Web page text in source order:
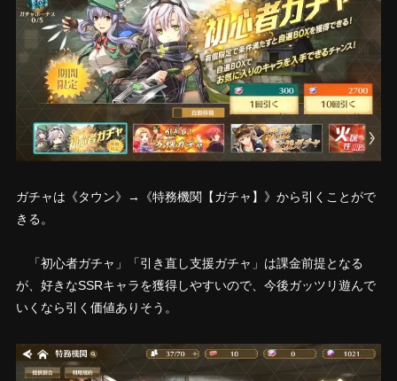
ガチャは《タウン》→《特務機関【ガチャ】》から引くことがで
きる。
「初心者ガチャ」「引き直し支援ガチャ」は課金前提となる
が、好きなSSRキャラを獲得しやすいので、今後ガッツリ遊んで
いくなら引く価値ありそう。